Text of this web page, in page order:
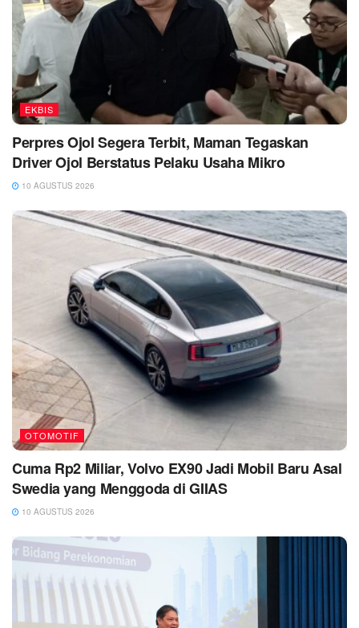
EKBIS
Perpres Ojol Segera Terbit, Maman Tegaskan
Driver Ojol Berstatus Pelaku Usaha Mikro
10 AGUSTUS 2026
OTOMOTIF
Cuma Rp2 Miliar, Volvo EX90 Jadi Mobil Baru Asal
Swedia yang Menggoda di GIIAS
10 AGUSTUS 2026